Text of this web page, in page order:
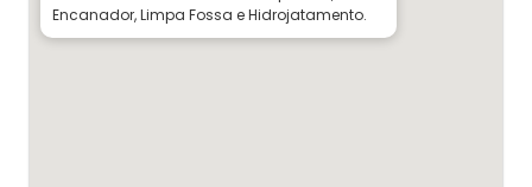
Encanador, Limpa Fossa e Hidrojatamento.